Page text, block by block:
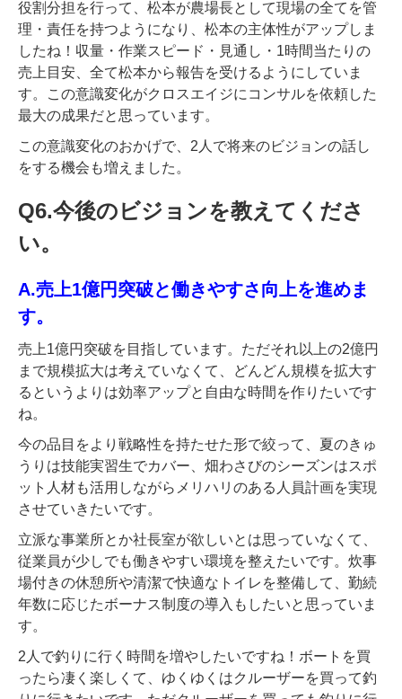
役割分担を行って、松本が農場長として現場の全てを管
理・責任を持つようになり、松本の主体性がアップしま
したね！収量・作業スピード・見通し・1時間当たりの
売上目安、全て松本から報告を受けるようにしていま
す。この意識変化がクロスエイジにコンサルを依頼した
最大の成果だと思っています。
この意識変化のおかげで、2人で将来のビジョンの話し
をする機会も増えました。
Q6.今後のビジョンを教えてくださ
い。
A.売上1億円突破と働きやすさ向上を進めま
す。
売上1億円突破を目指しています。ただそれ以上の2億円
まで規模拡大は考えていなくて、どんどん規模を拡大す
るというよりは効率アップと自由な時間を作りたいです
ね。
今の品目をより戦略性を持たせた形で絞って、夏のきゅ
うりは技能実習生でカバー、畑わさびのシーズンはスポ
ット人材も活用しながらメリハリのある人員計画を実現
させていきたいです。
立派な事業所とか社長室が欲しいとは思っていなくて、
従業員が少しでも働きやすい環境を整えたいです。炊事
場付きの休憩所や清潔で快適なトイレを整備して、勤続
年数に応じたボーナス制度の導入もしたいと思っていま
す。
2人で釣りに行く時間を増やしたいですね！ボートを買
ったら凄く楽しくて、ゆくゆくはクルーザーを買って釣